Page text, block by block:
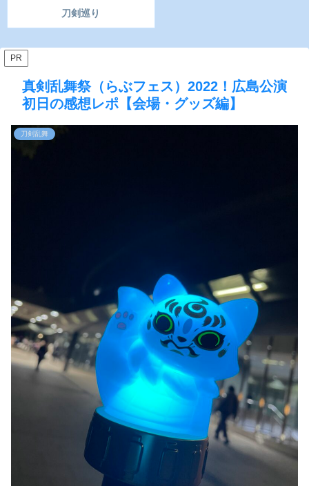
刀剣巡り
PR
真剣乱舞祭（らぶフェス）2022！広島公演
初日の感想レポ【会場・グッズ編】
刀剣乱舞